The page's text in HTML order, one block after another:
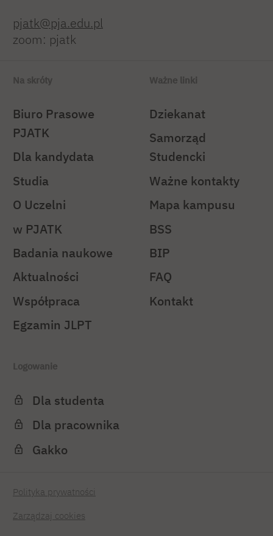
pjatk@pja.edu.pl
zoom: pjatk
Na skróty
Biuro Prasowe
PJATK
Dla kandydata
Studia
O Uczelni
w PJATK
Badania naukowe
Aktualności
Współpraca
Egzamin JLPT
Ważne linki
Dziekanat
Samorząd
Studencki
Ważne kontakty
Mapa kampusu
BSS
BIP
FAQ
Kontakt
Logowanie
Dla studenta
Dla pracownika
Gakko
Polityka prywatności
Zarządzaj cookies